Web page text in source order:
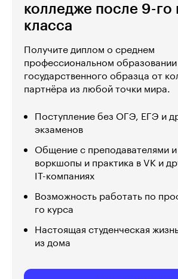
колледже после 9-го
класса
Получите диплом о среднем
профессиональном образовании
государственного образца от
партнёра из любой точки мира.
Поступление без ОГЭ, ЕГЭ и
экзаменов
Общение с преподавателями
воркшопы и практика в VK и
IT-компаниях
Возможность работать по
го курса
Настоящая студенческая
из дома